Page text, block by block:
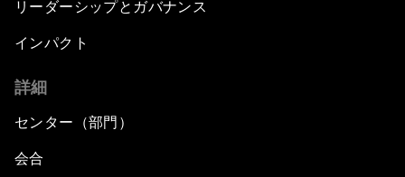
リーダーシップとガバナンス
インパクト
詳細
センター（部門）
会合